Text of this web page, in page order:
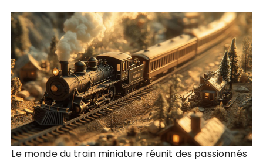
Le monde du train miniature réunit des passionnés